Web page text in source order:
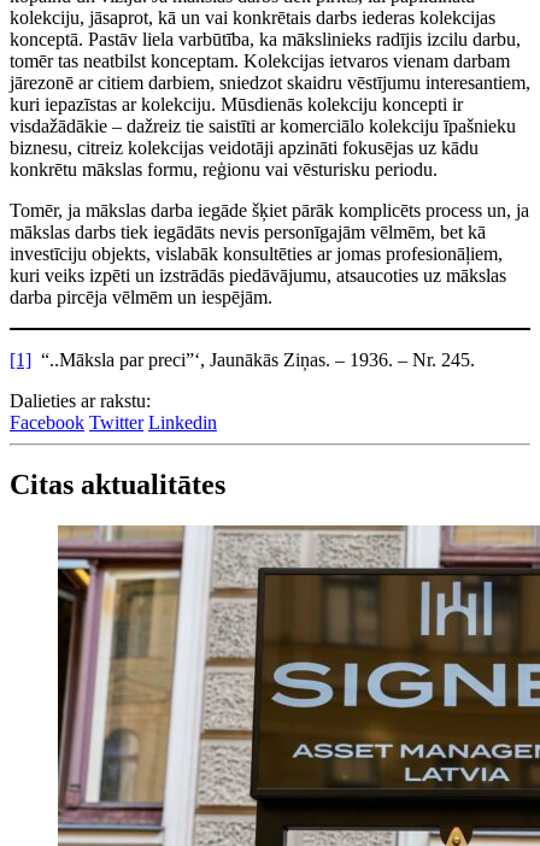
kolekciju, jāsaprot, kā un vai konkrētais darbs iederas kolekcijas
konceptā. Pastāv liela varbūtība, ka mākslinieks radījis izcilu darbu,
tomēr tas neatbilst konceptam. Kolekcijas ietvaros vienam darbam
jārezonē ar citiem darbiem, sniedzot skaidru vēstījumu interesantiem,
kuri iepazīstas ar kolekciju. Mūsdienās kolekciju koncepti ir
visdažādākie – dažreiz tie saistīti ar komerciālo kolekciju īpašnieku
biznesu, citreiz kolekcijas veidotāji apzināti fokusējas uz kādu
konkrētu mākslas formu, reģionu vai vēsturisku periodu.
Tomēr, ja mākslas darba iegāde šķiet pārāk komplicēts process un, ja
mākslas darbs tiek iegādāts nevis personīgajām vēlmēm, bet kā
investīciju objekts, vislabāk konsultēties ar jomas profesionāļiem,
kuri veiks izpēti un izstrādās piedāvājumu, atsaucoties uz mākslas
darba pircēja vēlmēm un iespējām.
[1] “..Māksla par preci”‘, Jaunākās Ziņas. – 1936. – Nr. 245.
Dalieties ar rakstu:
Facebook Twitter Linkedin
Citas aktualitātes